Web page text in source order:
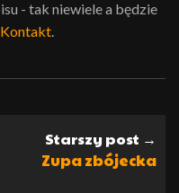
- tak niewiele a będzie
Kontakt
Starszy post →
Zupa zbójecka